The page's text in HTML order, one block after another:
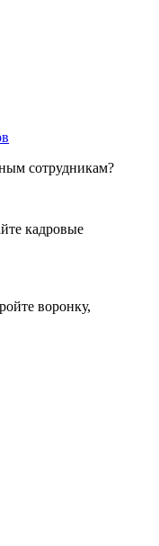
сотрудникам?
кадровые
воронку,